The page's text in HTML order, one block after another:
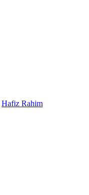
Hafiz Rahim